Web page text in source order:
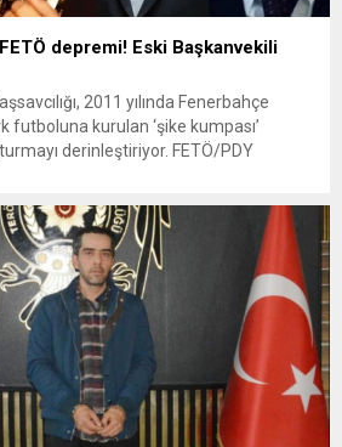
depremi! Eski Başkanvekili
2011 yılında Fenerbahçe
kurulan ‘şike kumpası’
derinleştiriyor. FETÖ/PDY
alındı. Şüpheliler, terör
sürecindeki usulsüzlüklerle